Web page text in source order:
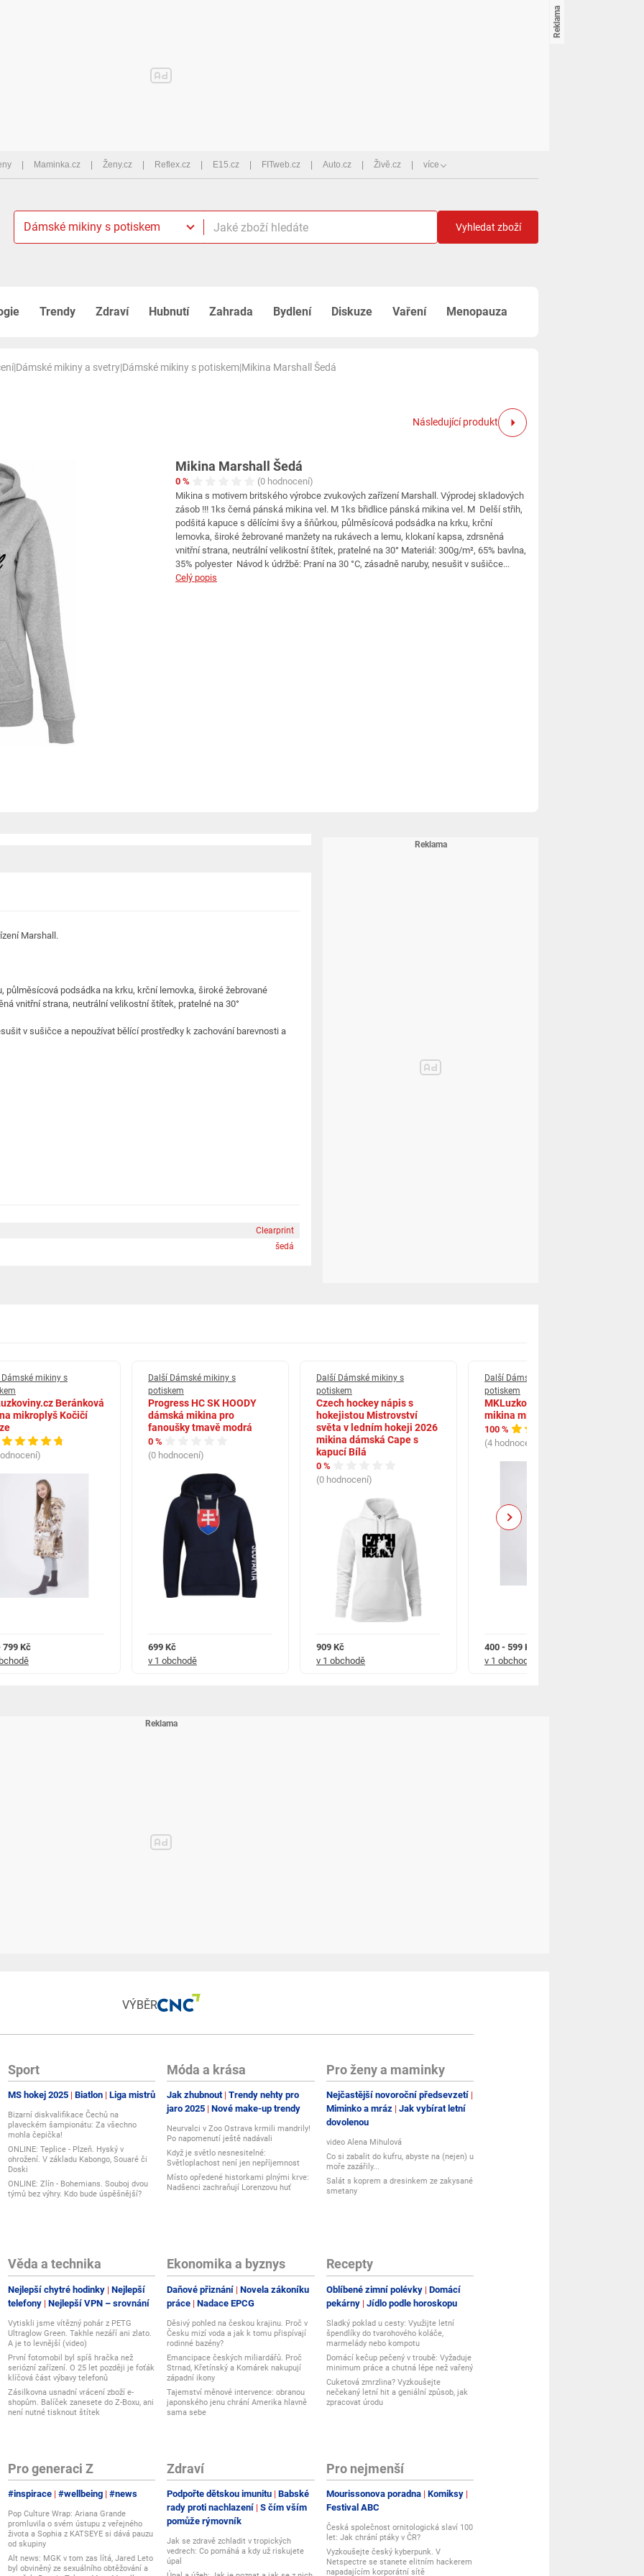
Maminka.cz Ženy.cz Reflex.cz E15.cz FITweb.cz Auto.cz Živě.cz více
Dámské mikiny s potiskem Vyhledat zboží
Trendy Zdraví Hubnutí Zahrada Bydlení Diskuze Vaření Menopauza
|Dámské mikiny a svetry|Dámské mikiny s potiskem|Mikina Marshall Šedá
Následující produkt
Mikina Marshall Šedá
0 %
(0 hodnocení)
Mikina s motivem britského výrobce zvukových zařízení Marshall. Výprodej skladových
zásob !!! 1ks černá pánská mikina vel. M 1ks břidlice pánská mikina vel. M Delší střih,
podšitá kapuce s dělícími švy a šňůrkou, půlměsícová podsádka na krku, krční
lemovka, široké žebrované manžety na rukávech a lemu, klokaní kapsa, zdrsněná
vnitřní strana, neutrální velikostní štítek, pratelné na 30° Materiál: 300g/m², 65% bavlna,
35% polyester Návod k údržbě: Praní na 30 °C, zásadně naruby, nesušit v sušičce...
Celý popis
Marshall.
podsádka na krku, krční lemovka, široké žebrované
vnitřní strana, neutrální velikostní štítek, pratelné na 30°
v sušičce a nepoužívat bělící prostředky k zachování barevnosti a
Clearprint
šedá
Dámské mikiny s
Beránková
mikroplyš Kočičí
799 Kč
Další Dámské mikiny s
potiskem
Progress HC SK HOODY
dámská mikina pro
fanoušky tmavě modrá
0 %
(0 hodnocení)
699 Kč
v 1 obchodě
Další Dámské mikiny s
potiskem
Czech hockey nápis s
hokejistou Mistrovství
světa v ledním hokeji 2026
mikina dámská Cape s
kapucí Bílá
0 %
(0 hodnocení)
909 Kč
v 1 obchodě
Další Dámské mikiny s
potiskem
MKLuzkoviny.cz Beránková
mikina mikroplyš Trpaslíci
100 %
(4 hodnocení)
400 - 599 Kč
v 1 obchodě
Next
VÝBĚR
Sport
MS hokej 2025 Biatlon Liga mistrů
Bizarní diskvalifikace Čechů na
plaveckém šampionátu: Za všechno
mohla čepička!
ONLINE: Teplice - Plzeň. Hyský v
ohrožení. V základu Kabongo, Souaré či
Doski
ONLINE: Zlín - Bohemians. Souboj dvou
týmů bez výhry. Kdo bude úspěšnější?
Móda a krása
Jak zhubnout Trendy nehty pro
jaro 2025 Nové make-up trendy
Neurvalci v Zoo Ostrava krmili mandrily!
Po napomenutí ještě nadávali
Když je světlo nesnesitelné:
Světloplachost není jen nepříjemnost
Místo opředené historkami plnými krve:
Nadšenci zachraňují Lorenzovu huť
Pro ženy a maminky
Nejčastější novoroční předsevzetí
Miminko a mráz
Jak vybírat letní
dovolenou
video Alena Mihulová
Co si zabalit do kufru, abyste na (nejen) u
moře zazářily...
Salát s koprem a dresinkem ze zakysané
smetany
Věda a technika
Nejlepší chytré hodinky
Nejlepší
telefony
Nejlepší VPN – srovnání
Vytiskli jsme vítězný pohár z PETG
Ultraglow Green. Takhle nezáří ani zlato.
A je to levnější (video)
První fotomobil byl spíš hračka než
seriózní zařízení. O 25 let později je foťák
klíčová část výbavy telefonů
Zásilkovna usnadní vrácení zboží e-
shopům. Balíček zanesete do Z-Boxu, ani
není nutné tisknout štítek
Ekonomika a byznys
Daňové přiznání Novela zákoníku
práce Nadace EPCG
Děsivý pohled na českou krajinu. Proč v
Česku mizí voda a jak k tomu přispívají
rodinné bazény?
Emancipace českých miliardářů. Proč
Strnad, Křetínský a Komárek nakupují
západní ikony
Tajemství měnové intervence: obranou
japonského jenu chrání Amerika hlavně
sama sebe
Recepty
Oblíbené zimní polévky
Domácí
pekárny
Jídlo podle horoskopu
Sladký poklad u cesty: Využijte letní
špendlíky do tvarohového koláče,
marmelády nebo kompotu
Domácí kečup pečený v troubě: Vyžaduje
minimum práce a chutná lépe než vařený
Cuketová zmrzlina? Vyzkoušejte
nečekaný letní hit a geniální způsob, jak
zpracovat úrodu
Pro generaci Z
#inspirace #wellbeing #news
Pop Culture Wrap: Ariana Grande
promluvila o svém ústupu z veřejného
života a Sophia z KATSEYE si dává pauzu
od skupiny
Alt news: MGK v tom zas lítá, Jared Leto
byl obviněný ze sexuálního obtěžování a
Zdraví
Podpořte dětskou imunitu Babské
rady proti nachlazení S čím vším
pomůže rýmovník
Jak se zdravě zchladit v tropických
vedrech: Co pomáhá a kdy už riskujete
úpal
Pro nejmenší
Mourissonova poradna
Komiksy
Festival ABC
Česká společnost ornitologická slaví 100
let: Jak chrání ptáky v ČR?
Vyzkoušejte český kyberpunk. V
Netspectre se stanete elitním hackerem
napadajícím korporátní sítě